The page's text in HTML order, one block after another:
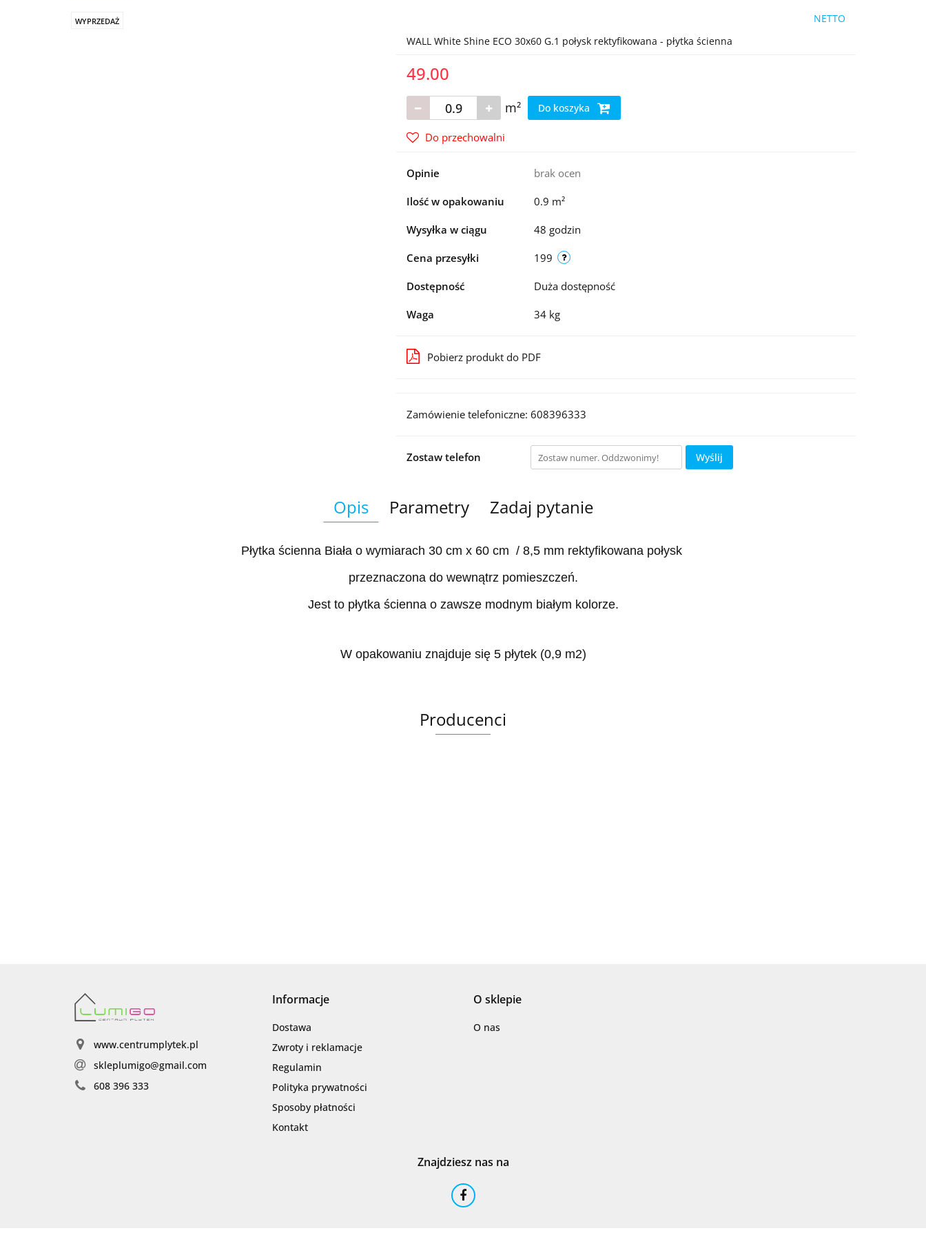
WYPRZEDAŻ
NETTO
WALL White Shine ECO 30x60 G.1 połysk rektyfikowana - płytka ścienna
49.00
m² Do koszyka
Do przechowalni
Opinie brak ocen
Ilość w opakowaniu 0.9 m²
Wysyłka w ciągu 48 godzin
Cena przesyłki 199
Dostępność Duża dostępność
Waga 34 kg
Pobierz produkt do PDF
Zamówienie telefoniczne: 608396333
Zostaw telefon Wyślij
Opis Parametry Zadaj pytanie
Płytka ścienna Biała o wymiarach 30 cm x 60 cm / 8,5 mm rektyfikowana połysk
przeznaczona do wewnątrz pomieszczeń.
Jest to płytka ścienna o zawsze modnym białym kolorze.
W opakowaniu znajduje się 5 płytek (0,9 m2)
Producenci
Barwolf
www.centrumplytek.pl
skleplumigo@gmail.com
608 396 333
Informacje
Dostawa
Zwroty i reklamacje
Regulamin
Polityka prywatności
Sposoby płatności
Kontakt
O sklepie
O nas
Znajdziesz nas na